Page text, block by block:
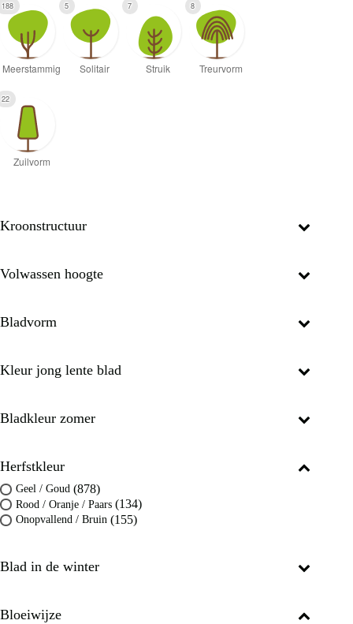
188 5 7 8
22
Kroonstructuur
Volwassen hoogte
Bladvorm
Kleur jong lente blad
Bladkleur zomer
Herfstkleur
Geel / Goud (878)
Rood / Oranje / Paars (134)
Onopvallend / Bruin (155)
Blad in de winter
Bloeiwijze